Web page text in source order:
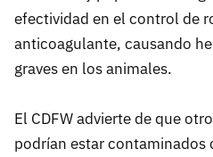
efectividad en el control de
anticoagulante, causando
graves en los animales.
El CDFW advierte de que
podrían estar contaminados